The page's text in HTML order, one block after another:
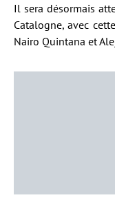
Il sera désormais
Catalogne, avec
Nairo Quintana et